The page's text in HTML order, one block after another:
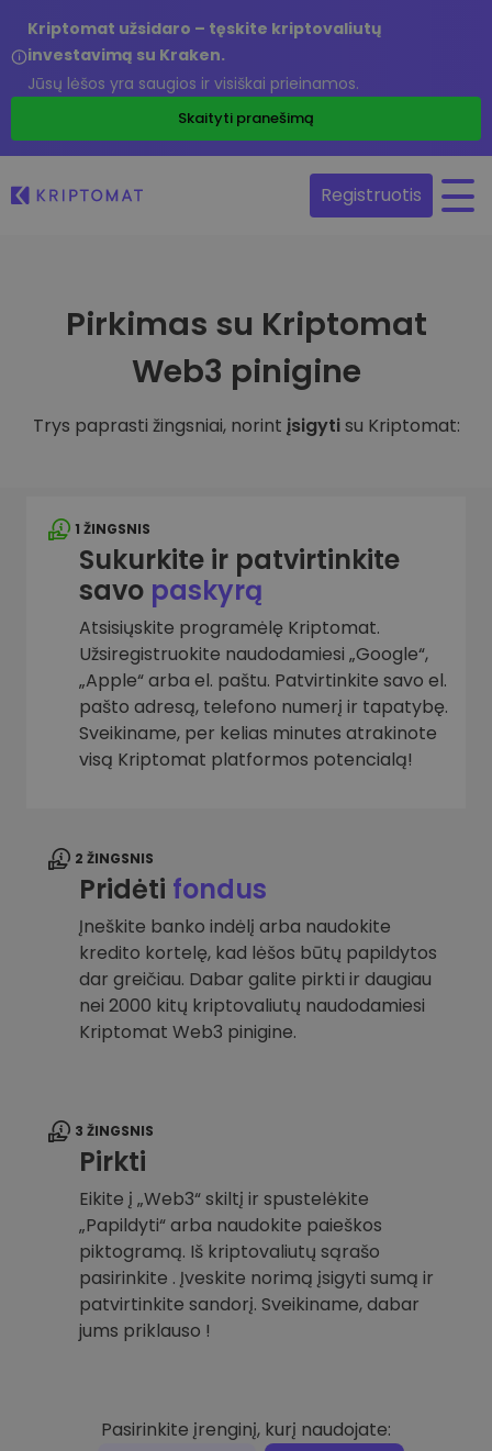
Kriptomat užsidaro – tęskite kriptovaliutų
investavimą su Kraken.
Jūsų lėšos yra saugios ir visiškai prieinamos.
Skaityti pranešimą
Registruotis
Pirkimas su Kriptomat
Web3 pinigine
Trys paprasti žingsniai, norint įsigytisu Kriptomat:
1 ŽINGSNIS
Sukurkite ir patvirtinkite
savo paskyrą
Atsisiųskite programėlę Kriptomat.
Užsiregistruokite naudodamiesi „Google“,
„Apple“ arba el. paštu. Patvirtinkite savo el.
pašto adresą, telefono numerį ir tapatybę.
Sveikiname, per kelias minutes atrakinote
visą Kriptomat platformos potencialą!
2 ŽINGSNIS
Pridėti fondus
Įneškite banko indėlį arba naudokite
kredito kortelę, kad lėšos būtų papildytos
dar greičiau. Dabar galite pirkti ir daugiau
nei 2000 kitų kriptovaliutų naudodamiesi
Kriptomat Web3 pinigine.
3 ŽINGSNIS
Pirkti
Eikite į „Web3“ skiltį ir spustelėkite
„Papildyti“ arba naudokite paieškos
piktogramą. Iš kriptovaliutų sąrašo
pasirinkite . Įveskite norimą įsigyti sumą ir
patvirtinkite sandorį. Sveikiname, dabar
jums priklauso !
Pasirinkite įrenginį, kurį naudojate: